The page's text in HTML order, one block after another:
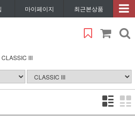
마이페이지 최근본상품
CLASSIC III